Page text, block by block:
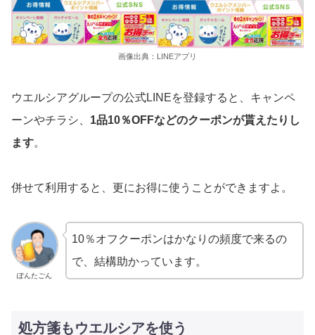
画像出典：LINEアプリ
ウエルシアグループの公式LINEを登録すると、キャンペ
ーンやチラシ、 1品10％OFFなどのクーポンが貰えたりし
ます。
併せて利用すると、更にお得に使うことができますよ。
ぽんたごん
10％オフクーポンはかなりの頻度で来るの
で、結構助かっています。
処方箋もウエルシアを使う